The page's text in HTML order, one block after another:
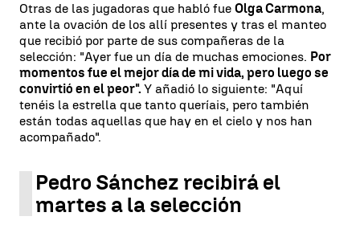
Otras de las jugadoras que habló fue Olga Carmona,
ante la ovación de los allí presentes y tras el manteo
que recibió por parte de sus compañeras de la
selección: "Ayer fue un día de muchas emociones. Por
momentos fue el mejor día de mi vida, pero luego se
convirtió en el peor". Y añadió lo siguiente: "Aquí
tenéis la estrella que tanto queríais, pero también
están todas aquellas que hay en el cielo y nos han
acompañado".
Pedro Sánchez recibirá el
martes a la selección